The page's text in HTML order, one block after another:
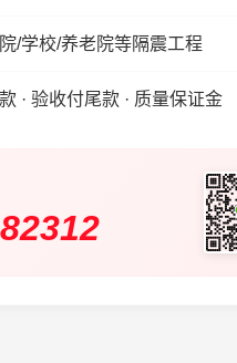
/学校/养老院等隔震工程
· 验收付尾款 · 质量保证金